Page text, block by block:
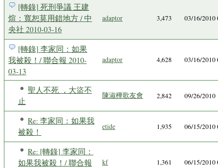
[轉錄] 死刑爭議 王建
煊：寬恕莫用錯地方 / 中
央社 2010-03-16
adaptor 3,473 03/16/2010
[轉錄] 李家同：如果
我被殺！/ 聯合報 2010-
03-13
adaptor 4,628 03/16/2010
聖人不死 ，大盜不
止
陳淑樺歌友會 2,842 09/26/
Re: 李家同：如果我
被殺！
etide 1,935 06/15/
Re: [轉錄] 李家同：
如果我被殺！/ 聯合報
kf 1,361 06/15/